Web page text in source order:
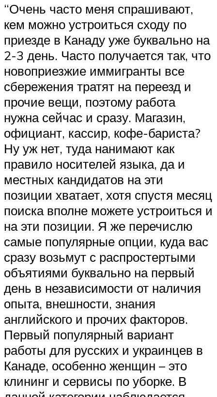
“Очень часто меня спрашивают,
кем можно устроиться сходу по
приезде в Канаду уже буквально на
2-3 день. Часто получается так, что
новоприезжие иммигранты все
сбережения тратят на переезд и
прочие вещи, поэтому работа
нужна сейчас и сразу. Магазин,
официант, кассир, кофе-бариста?
Ну уж нет, туда нанимают как
правило носителей языка, да и
местных кандидатов на эти
позиции хватает, хотя спустя месяц
поиска вполне можете устроиться и
на эти позиции. Я же перечислю
самые популярные опции, куда вас
сразу возьмут с распростертыми
объятиями буквально на первый
день в независимости от наличия
опыта, внешности, знания
английского и прочих факторов.
Первый популярный вариант
работы для русских и украинцев в
Канаде, особенно женщин – это
клининг и сервисы по уборке. В